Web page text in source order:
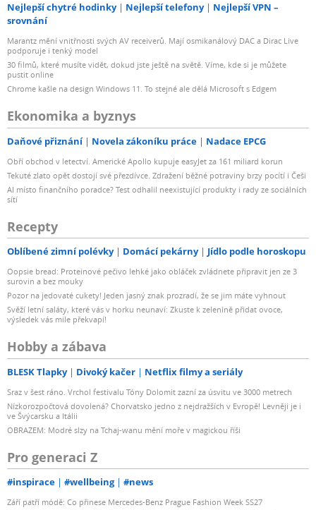
Nejlepší chytré hodinky Nejlepší telefony
Nejlepší VPN –
srovnání
Marantz mění vnitřnosti svých AV receiverů. Mají osmikanálový DAC a Dirac Live
podporuje i tenký model
30 filmů, které musíte vidět, dokud jste ještě na světě. Víme, kde si je můžete
pustit online
Chrome kašle na design Windows 11. To stejné ale dělá Microsoft s Edgem
Ekonomika a byznys
Daňové přiznání Novela zákoníku práce Nadace EPCG
Obří obchod v letectví. Americké Apollo kupuje easyJet za 161 miliard korun
Tekuté zlato opět dostojí své přezdívce. Zdražení běžné potraviny brzy pocítí i Češi
AI místo finančního poradce? Test odhalil neexistující produkty i rady ze sociálních
sítí
Recepty
Oblíbené zimní polévky Domácí pekárny Jídlo podle horoskopu
Oopsie bread: Proteinové pečivo lehké jako obláček zvládnete připravit jen ze 3
surovin a bez mouky
Pozor na jedovaté cukety! Jeden jasný znak prozradí, že se jim máte vyhnout
Svěží letní saláty, které vás v horku neunaví: Zkuste k zelenině přidat ovoce,
výsledek vás mile překvapí!
Hobby a zábava
BLESK Tlapky Divoký kačer Netflix filmy a seriály
Sraz v šest ráno. Vrchol festivalu Tóny Dolomit zazní za úsvitu ve 3000 metrech
Nízkorozpočtová dovolená? Chorvatsko jedno z nejdražších v Evropě! Levněji je i
ve Švýcarsku a Itálii
OBRAZEM: Modré slzy na Tchaj-wanu mění moře v magickou říši
Pro generaci Z
#inspirace #wellbeing #news
Září patří módě: Co přinese Mercedes-Benz Prague Fashion Week SS27